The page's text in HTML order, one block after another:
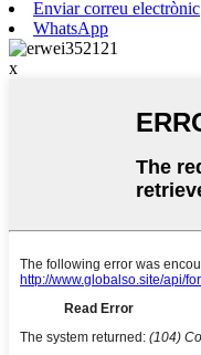
Enviar correu electrònic
WhatsApp
x